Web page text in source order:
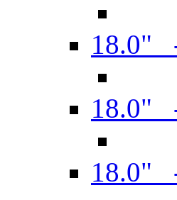
18.0"
18.0"
18.0"